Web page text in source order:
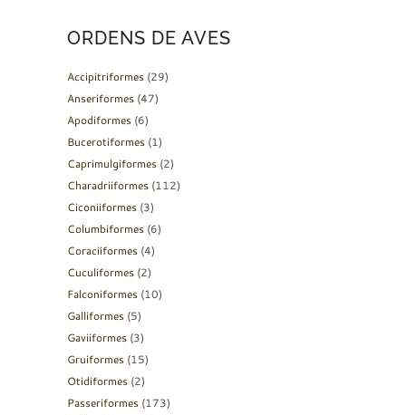
ORDENS DE AVES
Accipitriformes (29)
Anseriformes (47)
Apodiformes (6)
Bucerotiformes (1)
Caprimulgiformes (2)
Charadriiformes (112)
Ciconiiformes (3)
Columbiformes (6)
Coraciiformes (4)
Cuculiformes (2)
Falconiformes (10)
Galliformes (5)
Gaviiformes (3)
Gruiformes (15)
Otidiformes (2)
Passeriformes (173)